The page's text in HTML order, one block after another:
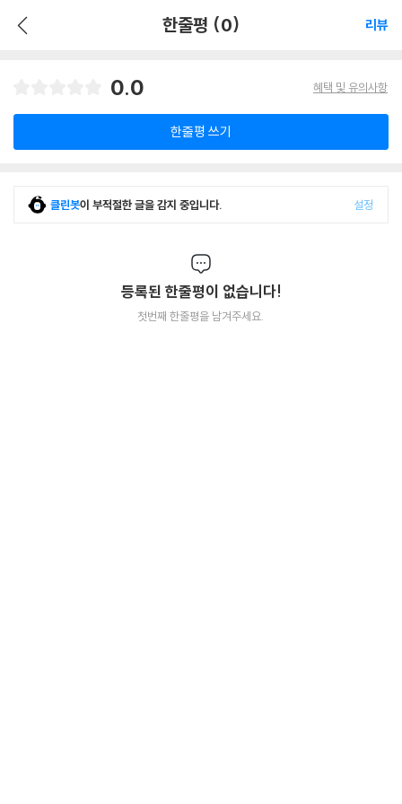
한줄평 (0) 리뷰
0.0 혜택 및 유의사항
한줄평 쓰기
클린봇이 부적절한 글을 감지 중입니다. 설정
등록된 한줄평이 없습니다!
첫번째 한줄평을 남겨주세요.